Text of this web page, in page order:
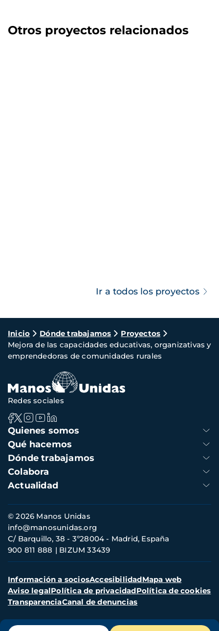
Otros proyectos relacionados
Ir a todos los proyectos
Ruta
de
navegación
Inicio Dónde trabajamos
Proyectos
Mejora de las capacidades educativas, organizativas y
emprendedoras de comunidades rurales
Navegación
principal
Quienes somos
Qué hacemos
Dónde trabajamos
Colabora
Actualidad
Redes sociales
Información
de
contacto
© 2026 Manos Unidas
C/ Barquillo, 38 - 3º28004 - Madrid, España
900 811 888
BIZUM 33439
info@manosunidas.org
Menú
secundario
Información a sociosAccesibilidadMapa web
Aviso legalPolítica de privacidadPolítica de cookies
TransparenciaCanal de denuncias